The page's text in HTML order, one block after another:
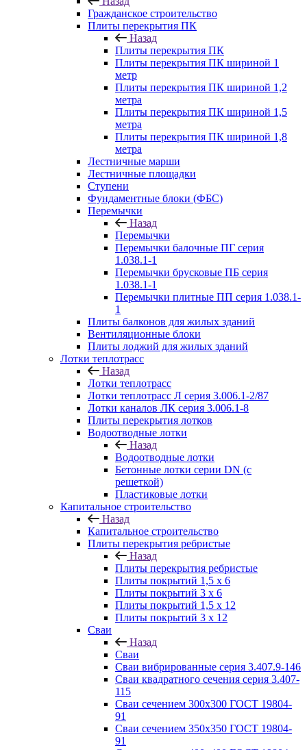
Гражданское строительство
Плиты перекрытия ПК
Назад
Плиты перекрытия ПК
Плиты перекрытия ПК шириной 1
метр
Плиты перекрытия ПК шириной 1,2
метра
Плиты перекрытия ПК шириной 1,5
метра
Плиты перекрытия ПК шириной 1,8
метра
Лестничные марши
Лестничные площадки
Ступени
Фундаментные блоки (ФБС)
Перемычки
Назад
Перемычки
Перемычки балочные ПГ серия
1.038.1-1
Перемычки брусковые ПБ серия
1.038.1-1
Перемычки плитные ПП серия 1.038.1-
1
Плиты балконов для жилых зданий
Вентиляционные блоки
Плиты лоджий для жилых зданий
Лотки теплотрасс
Назад
Лотки теплотрасс
Лотки теплотрасс Л серия 3.006.1-2/87
Лотки каналов ЛК серия 3.006.1-8
Плиты перекрытия лотков
Водоотводные лотки
Назад
Водоотводные лотки
Бетонные лотки серии DN (с
решеткой)
Пластиковые лотки
Капитальное строительство
Назад
Капитальное строительство
Плиты перекрытия ребристые
Назад
Плиты перекрытия ребристые
Плиты покрытий 1,5 x 6
Плиты покрытий 3 x 6
Плиты покрытий 1,5 x 12
Плиты покрытий 3 x 12
Сваи
Назад
Сваи
Сваи вибрированные серия 3.407.9-146
Сваи квадратного сечения серия 3.407-
115
Сваи сечением 300х300 ГОСТ 19804-
91
Сваи сечением 350х350 ГОСТ 19804-
91